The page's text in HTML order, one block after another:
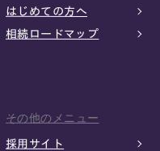
はじめての方へ
相続ロードマップ
その他のメニュー
採用サイト